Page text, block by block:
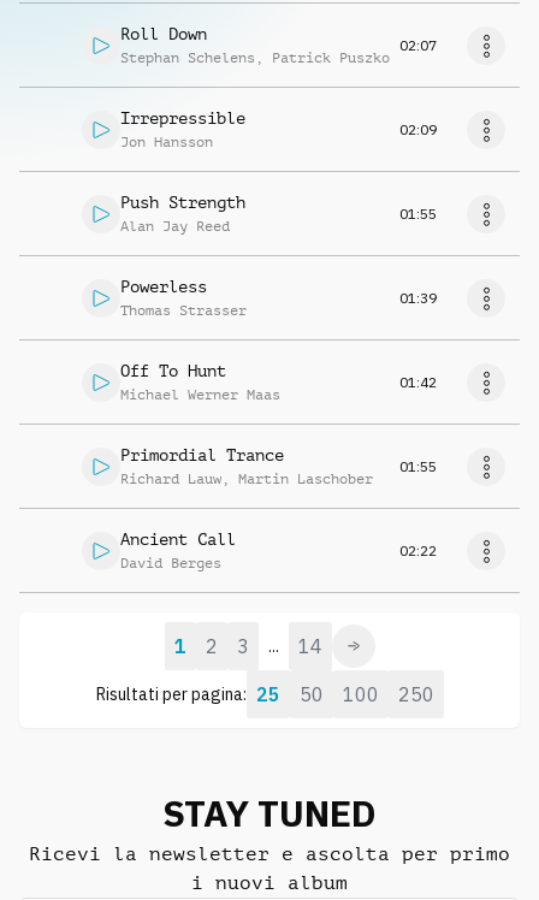
Roll Down
Stephan Schelens , Patrick Puszko
02:07
Irrepressible
Jon Hansson
02:09
Push Strength
Alan Jay Reed
01:55
Powerless
Thomas Strasser
01:39
Off To Hunt
Michael Werner Maas
01:42
Primordial Trance
Richard Lauw , Martin Laschober
01:55
Ancient Call
David Berges
02:22
Risultati per pagina: 25 50 100 250
1 2 3 ... 14
STAY TUNED
Ricevi la newsletter e ascolta per primo
i nuovi album